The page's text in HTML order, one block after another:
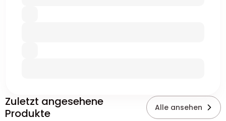
Zuletzt angesehene
Produkte
Alle ansehen